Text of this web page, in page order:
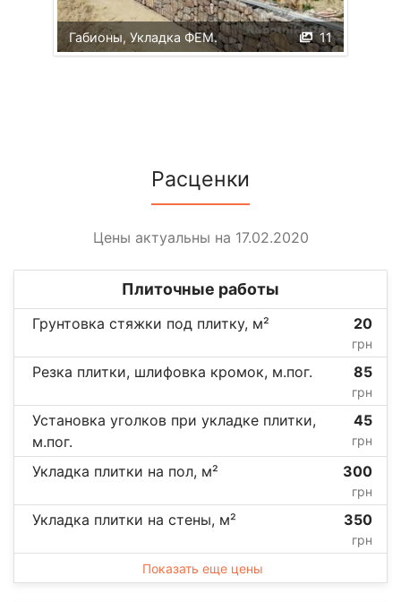
11
Габионы, Укладка ФЕМ.
Расценки
Цены актуальны на 17.02.2020
Плиточные работы
Грунтовка стяжки под плитку, м² 20
грн
Резка плитки, шлифовка кромок, м.пог. 85
грн
Установка уголков при укладке плитки,
м.пог.
45
грн
Укладка плитки на пол, м² 300
грн
Укладка плитки на стены, м² 350
грн
Показать еще цены